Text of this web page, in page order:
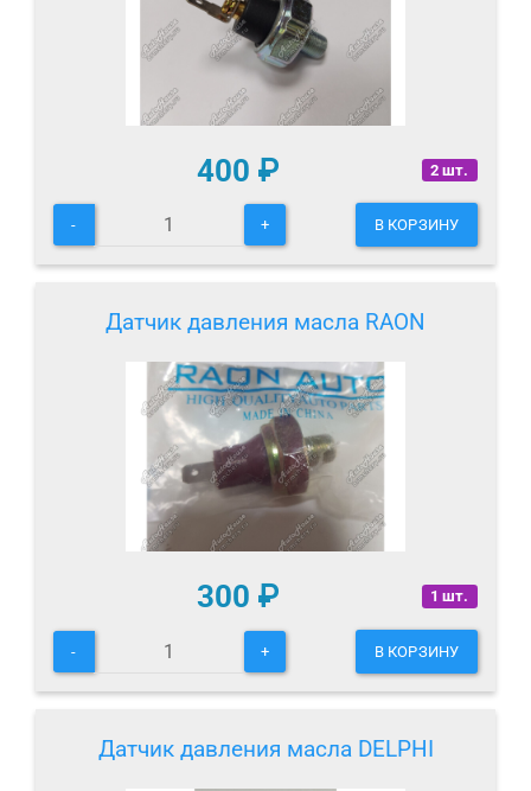
2 шт.
400 ₽
- + В КОРЗИНУ
Датчик давления масла RAON
1 шт.
300 ₽
- + В КОРЗИНУ
Датчик давления масла DELPHI